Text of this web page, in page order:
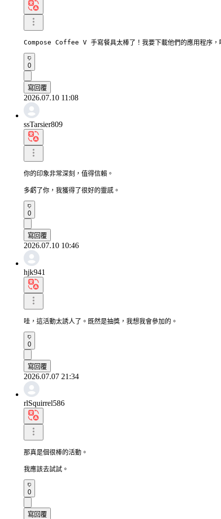
Compose Coffee V 手寫餐具太棒了！我要下載他們的應用程序，
0
寫回覆
2026.07.10 11:08
ssTarsier809
你的印象非常深刻，值得信賴。
多虧了你，我獲得了很好的靈感。
0
寫回覆
2026.07.10 10:46
hjk941
哇，這活動太誘人了。既然是抽獎，我想我會參加的。
0
寫回覆
2026.07.07 21:34
rlSquirrel586
那真是個很棒的活動。
我應該去試試。
0
寫回覆